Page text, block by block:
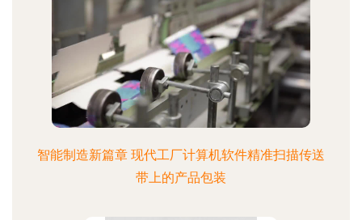
智能制造新篇章 现代工厂计算机软件精准扫描传送
带上的产品包装